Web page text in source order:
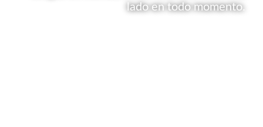
lado en todo momento.